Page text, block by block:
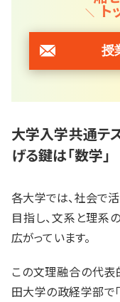
ト
授
大学入学共通テ
げる鍵は「数学」
各大学では、社会で
目指し、文系と理系
広がっています。
この文理融合の代表
田大学の政経学部で